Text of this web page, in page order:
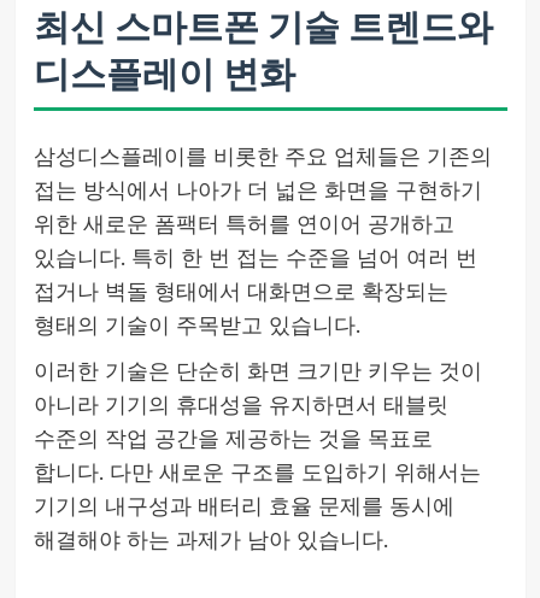
최신 스마트폰 기술 트렌드와
디스플레이 변화
삼성디스플레이를 비롯한 주요 업체들은 기존의
접는 방식에서 나아가 더 넓은 화면을 구현하기
위한 새로운 폼팩터 특허를 연이어 공개하고
있습니다. 특히 한 번 접는 수준을 넘어 여러 번
접거나 벽돌 형태에서 대화면으로 확장되는
형태의 기술이 주목받고 있습니다.
이러한 기술은 단순히 화면 크기만 키우는 것이
아니라 기기의 휴대성을 유지하면서 태블릿
수준의 작업 공간을 제공하는 것을 목표로
합니다. 다만 새로운 구조를 도입하기 위해서는
기기의 내구성과 배터리 효율 문제를 동시에
해결해야 하는 과제가 남아 있습니다.